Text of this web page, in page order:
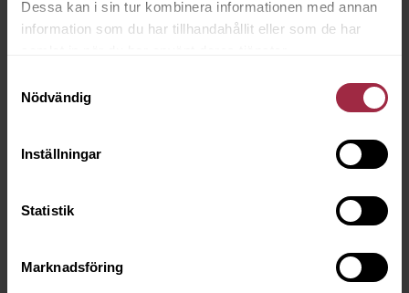
Dessa kan i sin tur kombinera informationen med annan
information som du har tillhandahållit eller som de har
Nödvändig
Inställningar
Statistik
Marknadsföring